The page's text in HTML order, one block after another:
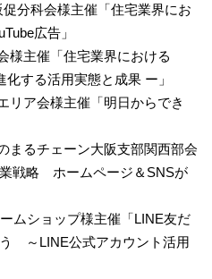
分科会様主催「住宅業界にお
広告」
主催「住宅業界における
する活用実態と成果 ー」
ア会様主催「明日からでき
るチェーン大阪支部関西部会
戦略 ホームページ＆SNSが
ムショップ様主催「LINE友だ
～LINE公式アカウント活用